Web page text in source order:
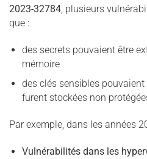
2023-32784, plusieurs
que :
des secrets pouvaient être
mémoire
des clés sensibles pouvaient
furent stockées non
Par exemple, dans les années
Vulnérabilités dans les